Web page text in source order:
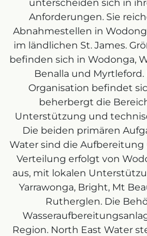
unterscheiden sich in
Anforderungen. Sie
Abnahmestellen in
im ländlichen St. James.
befinden sich in Wodonga,
Benalla und
Organisation befindet
beherbergt die
Unterstützung und
Die beiden primären
Water sind die Aufbereitung
Verteilung erfolgt von
aus, mit lokalen
Yarrawonga, Bright, Mt
Rutherglen. Die
Region. North East Water